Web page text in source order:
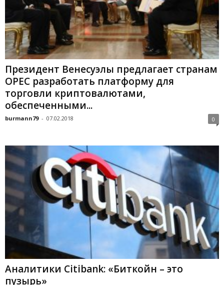
Президент Венесуэлы предлагает странам
OPEC разработать платформу для
торговли криптовалютами,
обеспеченными...
burmann79 - 07.02.2018 0
Аналитики Citibank: «Биткойн – это
пузырь»